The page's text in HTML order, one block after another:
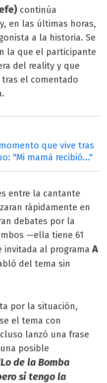
continúa
en las últimas horas,
a la historia. Se
la que el participante
del reality y que
el comentado
que vive tras
"Mi mamá recibió..."
entre la cantante
rápidamente en
debates por la
—ella tiene 61
invitada al programaA
del tema sin
por la situación,
el tema con
lanzó una frase
posible
de la Bomba
si tengo la